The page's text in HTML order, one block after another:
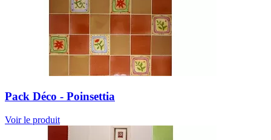
Pack Déco - Poinsettia
Voir le produit